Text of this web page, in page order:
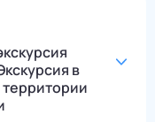
в
территории